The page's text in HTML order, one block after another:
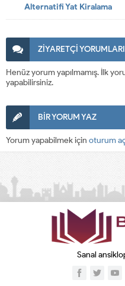
Alternatifi Yat Kiralama
ZİYARETÇİ YORUMLARI
Henüz yorum yapılmamış. İlk
yapabilirsiniz.
BİR YORUM YAZ
Yorum yapabilmek için oturum
Sanal